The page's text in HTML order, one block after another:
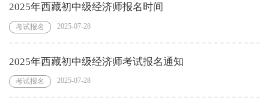
2025年西藏初中级经济师报名时间
考试报名 2025-07-28
2025年西藏初中级经济师考试报名通知
考试报名 2025-07-28